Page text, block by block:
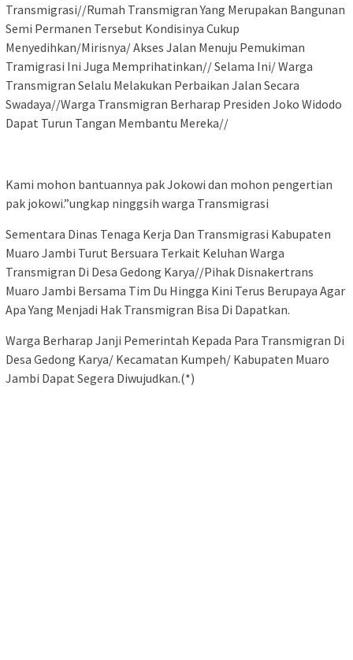
Transmigrasi//Rumah Transmigran Yang Merupakan Bangunan
Semi Permanen Tersebut Kondisinya Cukup
Menyedihkan/Mirisnya/ Akses Jalan Menuju Pemukiman
Tramigrasi Ini Juga Memprihatinkan// Selama Ini/ Warga
Transmigran Selalu Melakukan Perbaikan Jalan Secara
Swadaya//Warga Transmigran Berharap Presiden Joko Widodo
Dapat Turun Tangan Membantu Mereka//
Kami mohon bantuannya pak Jokowi dan mohon pengertian
pak jokowi.”ungkap ninggsih warga Transmigrasi
Sementara Dinas Tenaga Kerja Dan Transmigrasi Kabupaten
Muaro Jambi Turut Bersuara Terkait Keluhan Warga
Transmigran Di Desa Gedong Karya//Pihak Disnakertrans
Muaro Jambi Bersama Tim Du Hingga Kini Terus Berupaya Agar
Apa Yang Menjadi Hak Transmigran Bisa Di Dapatkan.
Warga Berharap Janji Pemerintah Kepada Para Transmigran Di
Desa Gedong Karya/ Kecamatan Kumpeh/ Kabupaten Muaro
Jambi Dapat Segera Diwujudkan.(*)